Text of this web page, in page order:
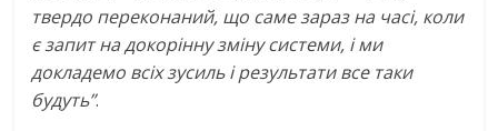
твердо переконаний, що саме зараз на часі, коли
є запит на докорінну зміну системи, і ми
докладемо всіх зусиль і результати все таки
будуть”.